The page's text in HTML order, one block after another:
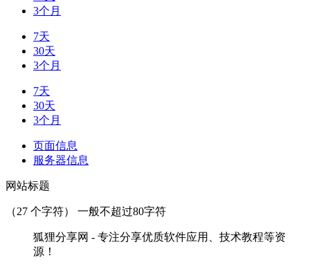
3个月
7天
30天
3个月
7天
30天
3个月
页面信息
服务器信息
网站标题
（27 个字符） 一般不超过80字符
狐狸分享网 - 专注分享优质软件应用、技术教程等资
源！